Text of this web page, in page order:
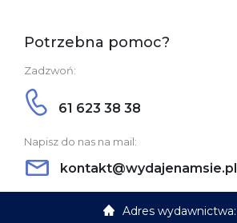
Potrzebna pomoc?
Zadzwoń:
61 623 38 38
Napisz do nas na mail:
kontakt@wydajenamsie.pl
Adres wydawnictwa: